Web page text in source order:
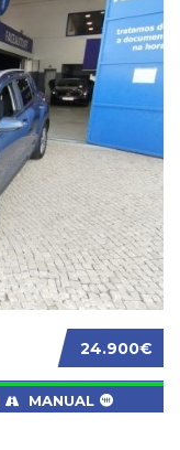
24.900€
MANUAL